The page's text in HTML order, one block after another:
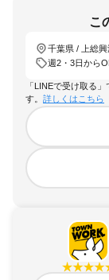
こ
千葉県 / 上総興
週2・3日から
「LINEで受け取る
す。 詳しくはこちら